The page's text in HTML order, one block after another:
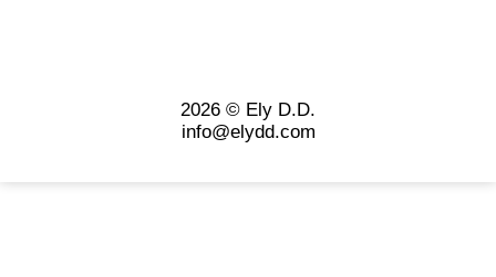
2026 © Ely D.D.
info@elydd.com